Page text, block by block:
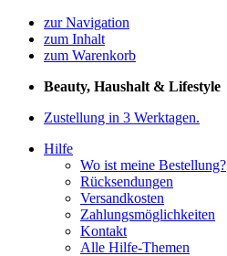
zur Navigation
zum Inhalt
zum Warenkorb
Beauty, Haushalt & Lifestyle
Zustellung in 3 Werktagen.
Hilfe
Wo ist meine Bestellung?
Rücksendungen
Versandkosten
Zahlungsmöglichkeiten
Kontakt
Alle Hilfe-Themen